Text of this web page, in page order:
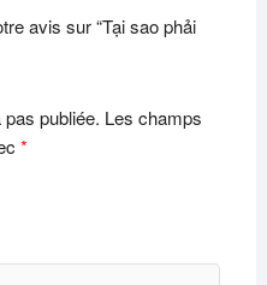
avis sur “Tại sao phải
publiée. Les champs
*